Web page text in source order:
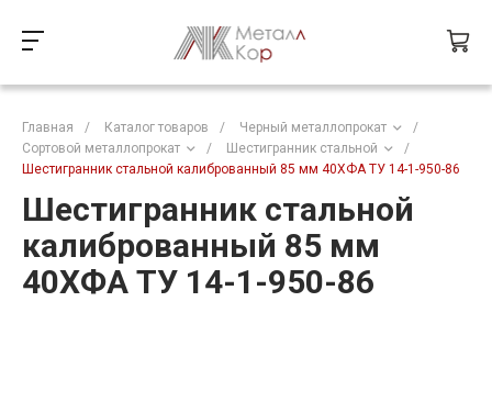
Главная / Каталог товаров / Черный металлопрокат
/
Сортовой металлопрокат
/ Шестигранник стальной
/
Шестигранник стальной калиброванный 85 мм 40ХФА ТУ 14-1-950-86
Шестигранник стальной
калиброванный 85 мм
40ХФА ТУ 14-1-950-86